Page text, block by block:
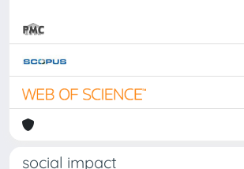
social impact